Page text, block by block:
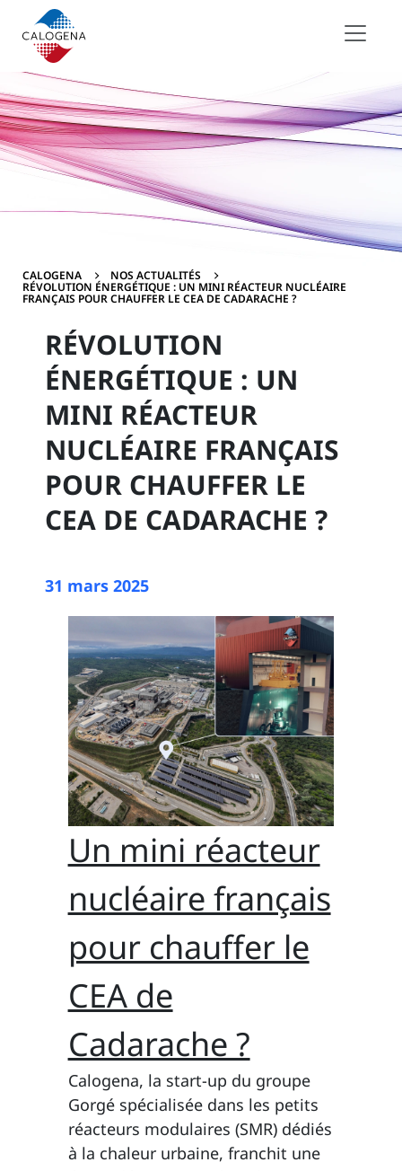
Contenu
Menu
Pied de page
CALOGENA NOS ACTUALITÉS
RÉVOLUTION ÉNERGÉTIQUE : UN MINI RÉACTEUR NUCLÉAIRE
FRANÇAIS POUR CHAUFFER LE CEA DE CADARACHE ?
RÉVOLUTION
ÉNERGÉTIQUE : UN
MINI RÉACTEUR
NUCLÉAIRE FRANÇAIS
POUR CHAUFFER LE
CEA DE CADARACHE ?
31 mars 2025
Un mini réacteur
nucléaire français
pour chauffer le
CEA de
Cadarache ?
Calogena, la start-up du groupe
Gorgé spécialisée dans les petits
réacteurs modulaires (SMR) dédiés
à la chaleur urbaine, franchit une